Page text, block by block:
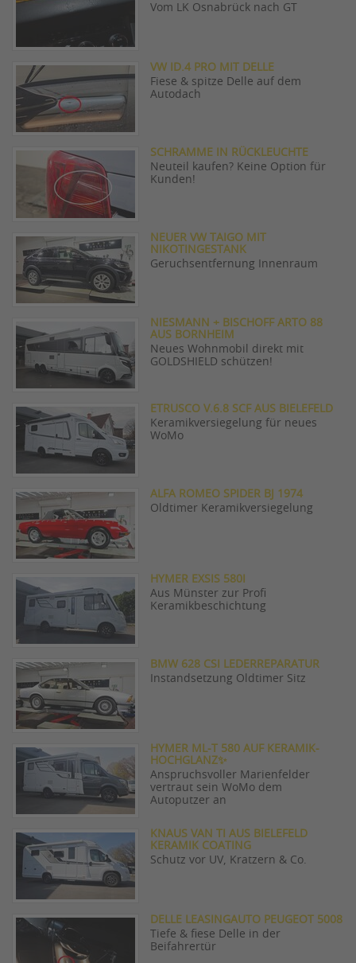
Vom LK Osnabrück nach GT
VW ID.4 PRO MIT DELLE
Fiese & spitze Delle auf dem
Autodach
SCHRAMME IN RÜCKLEUCHTE
Neuteil kaufen? Keine Option für
Kunden!
NEUER VW TAIGO MIT
NIKOTINGESTANK
Geruchsentfernung Innenraum
NIESMANN + BISCHOFF ARTO 88
AUS BORNHEIM
Neues Wohnmobil direkt mit
GOLDSHIELD schützen!
ETRUSCO V.6.8 SCF AUS BIELEFELD
Keramikversiegelung für neues
WoMo
ALFA ROMEO SPIDER BJ 1974
Oldtimer Keramikversiegelung
HYMER EXSIS 580I
Aus Münster zur Profi
Keramikbeschichtung
BMW 628 CSI LEDERREPARATUR
Instandsetzung Oldtimer Sitz
HYMER ML-T 580 AUF KERAMIK-
HOCHGLANZ✨
Anspruchsvoller Marienfelder
vertraut sein WoMo dem
Autoputzer an
KNAUS VAN TI AUS BIELEFELD
KERAMIK COATING
Schutz vor UV, Kratzern & Co.
DELLE LEASINGAUTO PEUGEOT 5008
Tiefe & fiese Delle in der
Beifahrertür